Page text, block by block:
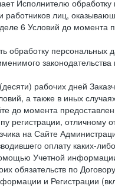
Исполнителю
работников лиц,
6 Условий до момента
обработку
рабочих дней
а также в иных
до момента
регистрации, отличному
на Сайте
оплату каких-
Учетной
обязательств по
и Регистрации